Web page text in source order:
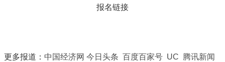
报名链接
更多报道： 中国经济网 今日头条 百度百家号 UC 腾讯新闻